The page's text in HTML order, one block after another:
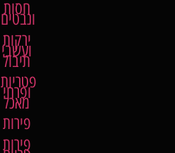
חסות
ונבטים
ירקות
ועשבי
תיבול
פטריות
ופרחי
מאכל
פירות
פירות